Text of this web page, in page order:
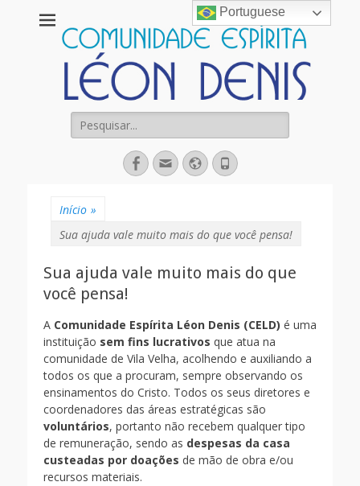
Comunidade
Espírita Léon
Denis
Pesquisar
por:
Facebook
EmailWebsiteFone
Início »
Sua ajuda vale muito mais do que você pensa!
Sua ajuda vale muito mais do que
você pensa!
A Comunidade Espírita Léon Denis (CELD) é uma
instituição sem fins lucrativos que atua na
comunidade de Vila Velha, acolhendo e auxiliando a
todos os que a procuram, sempre observando os
ensinamentos do Cristo. Todos os seus diretores e
coordenadores das áreas estratégicas são
voluntários, portanto não recebem qualquer tipo
de remuneração, sendo as despesas da casa
custeadas por doações de mão de obra e/ou
recursos materiais.
Portuguese